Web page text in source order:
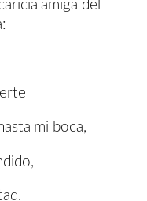
amiga del
mi boca,